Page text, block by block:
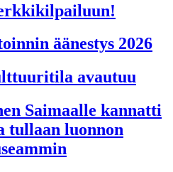
äänestys 2026
avautuu
Saimaalle kannatti
tullaan luonnon